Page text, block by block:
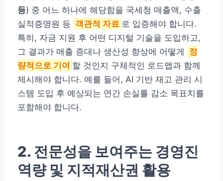
등) 중 어느 하나에 해당함을 국세청 매출액, 수출
실적증명원 등 객관적 자료 로 입증해야 합니다.
특히, 자금 지원 후 어떤 디지털 기술을 도입하고,
그 결과가 매출 증대나 생산성 향상에 어떻게 정
량적으로 기여 할 것인지 구체적인 로드맵과 함께
제시해야 합니다. 예를 들어, AI 기반 재고 관리 시
스템 도입 후 예상되는 연간 손실률 감소 목표치를
포함해야 합니다.
2. 전문성을 보여주는 경영진
역량 및 지적재산권 활용